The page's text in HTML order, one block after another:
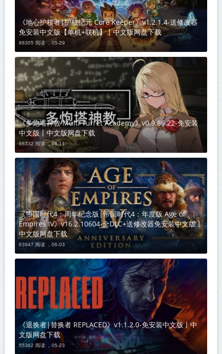
《地心护核者|护核纪元 Core Keeper》v1.2.1.4-送修改器
免安装中文版【单机+联机】丨中文版网盘下载
88305 阅读 ，05-29
《多炮塔神教 Multi Turret Academy》v0.9.86.22-免安装
中文版丨中文版网盘下载
66332 阅读 ，06-11
《帝国时代4：周年纪念版|帝国时代4：年度版 Age of
Empires IV》v16.2.10604-全DLC+送修改器免安装中文版丨
中文版网盘下载
63947 阅读 ， 06-03
《退换者|替换者 REPLACED》v1.1.2.0-免安装中文版丨中
文版网盘下载
55362 阅读 ， 05-23